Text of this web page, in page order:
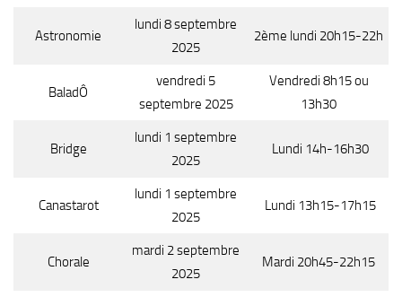
Astronomie
lundi 8 septembre
2025
2ème lundi 20h15-22h
BaladÔ
vendredi 5
septembre 2025
Vendredi 8h15 ou
13h30
Bridge
lundi 1 septembre
2025
Lundi 14h-16h30
Canastarot
lundi 1 septembre
2025
Lundi 13h15-17h15
Chorale
mardi 2 septembre
2025
Mardi 20h45-22h15